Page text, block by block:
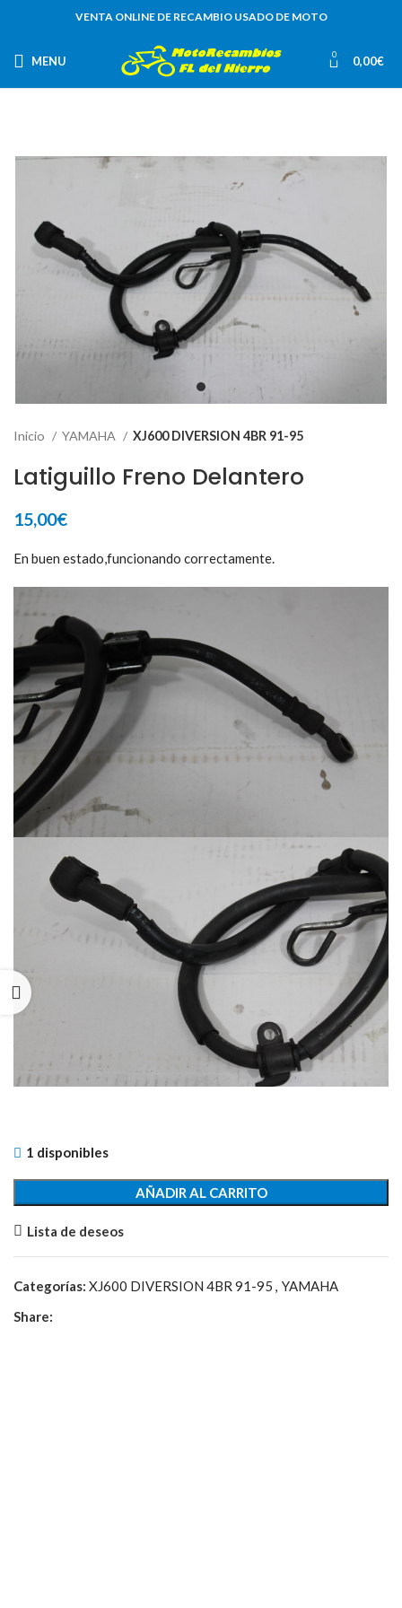
VENTA ONLINE DE RECAMBIO USADO DE MOTO
MENU 0 0,00€
Inicio YAMAHA XJ600 DIVERSION 4BR 91-95
Latiguillo Freno Delantero
15,00€
En buen estado,funcionando correctamente.
1 disponibles
AÑADIR AL CARRITO
Lista de deseos
Categorías: XJ600 DIVERSION 4BR 91-95 , YAMAHA
Share: